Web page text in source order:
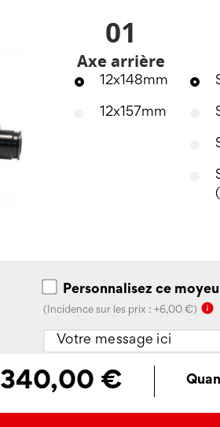
01
Axe arrière
12x148mm
12x157mm
Personnalisez ce
(Incidence sur les prix : +6,00 €) info
340,00 €